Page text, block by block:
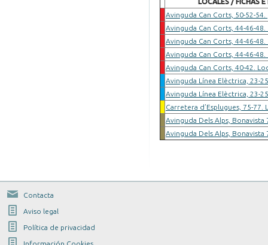
LOCALES / FICHAS
Avinguda Can Corts, 50-52-54.
Avinguda Can Corts, 44-46-48.
Avinguda Can Corts, 44-46-48.
Avinguda Can Corts, 44-46-48.
Avinguda Can Corts, 40-42.
Avinguda Línea Elèctrica, 23-
Avinguda Línea Elèctrica, 23-
Carretera d’Esplugues, 75-77.
Avinguda Dels Alps, Bonavista
Avinguda Dels Alps, Bonavista
Contacta
Aviso legal
Política de privacidad